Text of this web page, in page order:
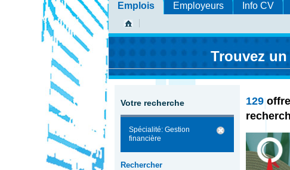
Emplois Employeurs Info CV
Trouvez
Votre recherche
Spécialité: Gestion
financière
Rechercher
129